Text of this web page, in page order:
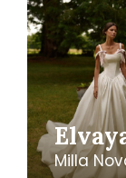
Milla